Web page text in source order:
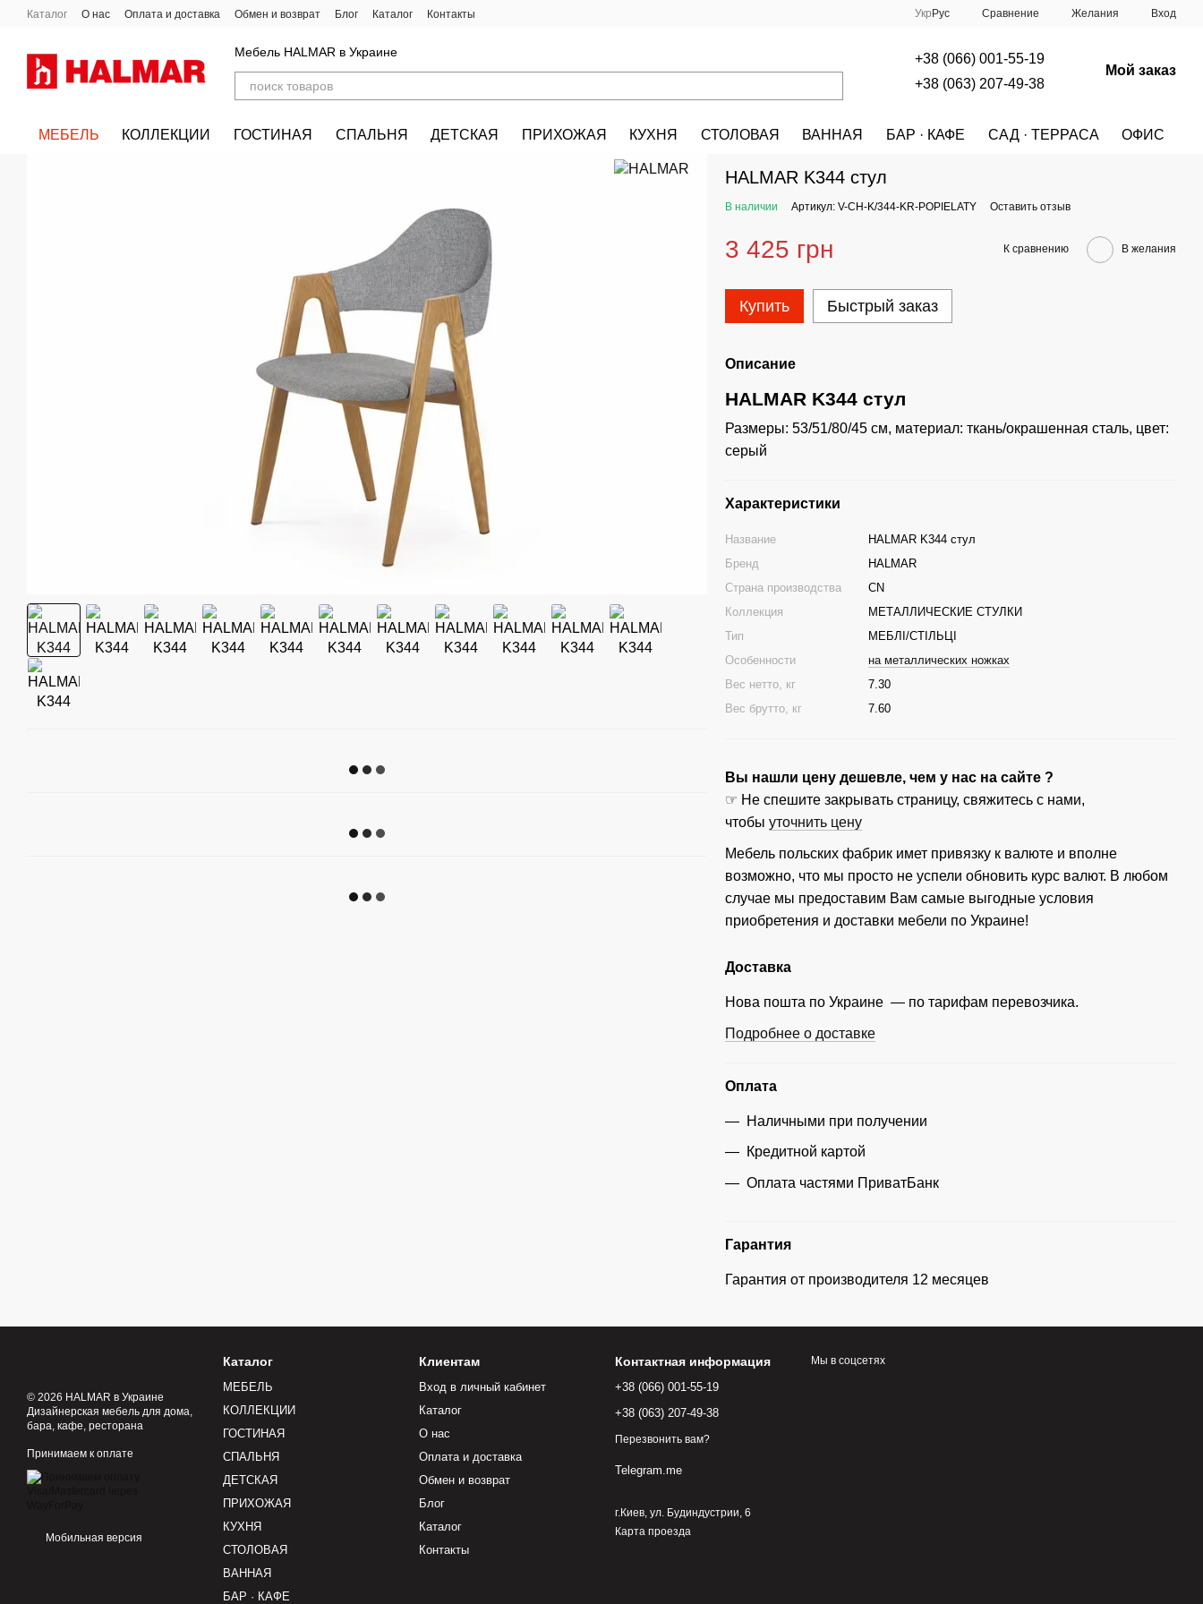
Перейти к основному контенту
Каталог О нас Оплата и доставка Обмен и возврат Блог Каталог Контакты Укр Рус Сравнение Желания Вход
Мебель HALMAR в Украине
+38 (066) 001-55-19
+38 (063) 207-49-38
Мой заказ
МЕБЕЛЬ КОЛЛЕКЦИИ ГОСТИНАЯ СПАЛЬНЯ ДЕТСКАЯ ПРИХОЖАЯ КУХНЯ СТОЛОВАЯ ВАННАЯ БАР · КАФЕ САД · ТЕРРАСА ОФИС
HALMAR K344 стул
В наличии Артикул: V-CH-K/344-KR-POPIELATY Оставить отзыв
3 425 грн К сравнению В желания
Купить Быстрый заказ
Описание
HALMAR K344 стул
Размеры: 53/51/80/45 см, материал: ткань/окрашенная сталь, цвет:
серый
Характеристики
Название
HALMAR K344 стул
Бренд
HALMAR
Страна производства
CN
Коллекция
МЕТАЛЛИЧЕСКИЕ СТУЛКИ
Тип
МЕБЛІ/СТІЛЬЦІ
Особенности
на металлических ножках
Вес нетто, кг
7.30
Вес брутто, кг
7.60
Вы нашли цену дешевле, чем у нас на сайте ?
☞ Не спешите закрывать страницу, свяжитесь с нами,
чтобыуточнить цену
Мебель польских фабрик имет привязку к валюте и вполне
возможно, что мы просто не успели обновить курс валют. В любом
случае мы предоставим Вам самые выгодные условия
приобретения и доставки мебели по Украине!
Доставка
Нова пошта по Украине — по тарифам перевозчика.
Подробнее о доставке
Оплата
Наличными при получении
Кредитной картой
Оплата частями ПриватБанк
Гарантия
Гарантия от производителя 12 месяцев
© 2026 HALMAR в Украине
Дизайнерская мебель для дома,
бара, кафе, ресторана
Принимаем к оплате
Мобильная версия
Каталог
МЕБЕЛЬ
КОЛЛЕКЦИИ
ГОСТИНАЯ
СПАЛЬНЯ
ДЕТСКАЯ
ПРИХОЖАЯ
КУХНЯ
СТОЛОВАЯ
ВАННАЯ
БАР · КАФЕ
Клиентам
Вход в личный кабинет
Каталог
О нас
Оплата и доставка
Обмен и возврат
Блог
Каталог
Контакты
Контактная информация
+38 (066) 001-55-19
+38 (063) 207-49-38
Перезвонить вам?
Telegram.me
г.Киев, ул. Будиндустрии, 6
Карта проезда
Мы в соцсетях